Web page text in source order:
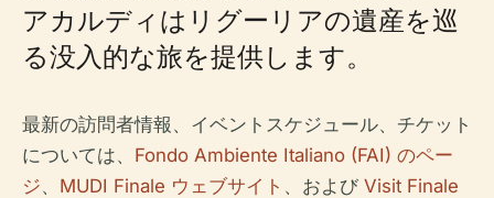
アカルディはリグーリアの遺産を巡
る没入的な旅を提供します。
最新の訪問者情報、イベントスケジュール、チケット
については、 Fondo Ambiente Italiano (FAI) のペー
ジ、 MUDI Finale ウェブサイト 、および Visit Finale